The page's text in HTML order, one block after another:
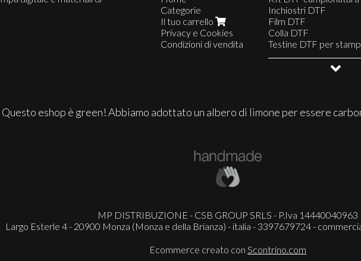
Categorie
Il tuo carrello
Privacy e Cookies
Condizioni di vendita
Inchiostri DTF
Film DTF
Colla DTF
Testine DTF per
Parti di ricambio DTF
Materiali di consumo
Questo eshop è green! Abbiamo adottato un albero di limone per essere
MP DISTRIBUZIONE - CSB GROUP SRLS - P.Iva 14440040963
Largo Esterle 4 - 20900 Monza (Monza e della Brianza) - italia - 3397679724 -
Ecommerce creato con Scontrino.com